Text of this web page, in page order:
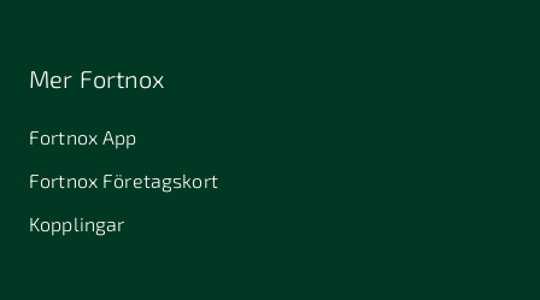
Mer Fortnox
Fortnox App
Fortnox Företagskort
Kopplingar